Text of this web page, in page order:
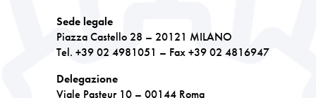
Sede legale
Piazza Castello 28 – 20121 MILANO
Tel. +39 02 4981051 – Fax +39 02 4816947
Delegazione
Viale Pasteur 10 – 00144 Roma